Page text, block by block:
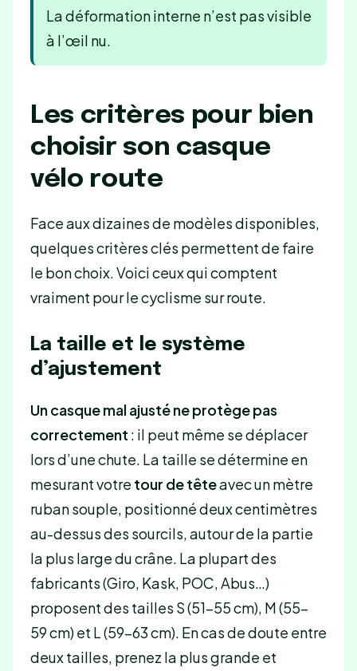
La déformation interne n’est pas visible
à l’œil nu.
Les critères pour bien
choisir son casque
vélo route
Face aux dizaines de modèles disponibles,
quelques critères clés permettent de faire
le bon choix. Voici ceux qui comptent
vraiment pour le cyclisme sur route.
La taille et le système
d’ajustement
Un casque mal ajusté ne protège pas
correctement : il peut même se déplacer
lors d’une chute. La taille se détermine en
mesurant votre tour de têteavec un mètre
ruban souple, positionné deux centimètres
au-dessus des sourcils, autour de la partie
la plus large du crâne. La plupart des
fabricants (Giro, Kask, POC, Abus…)
proposent des tailles S (51-55 cm), M (55-
59 cm) et L (59-63 cm). En cas de doute entre
deux tailles, prenez la plus grande et